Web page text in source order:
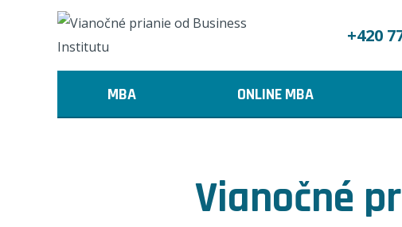
+420
MBA ONLINE MBA
Vianočné